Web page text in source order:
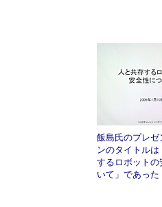
飯島氏のプレゼ
ンのタイトル
するロボットの
いて」であった